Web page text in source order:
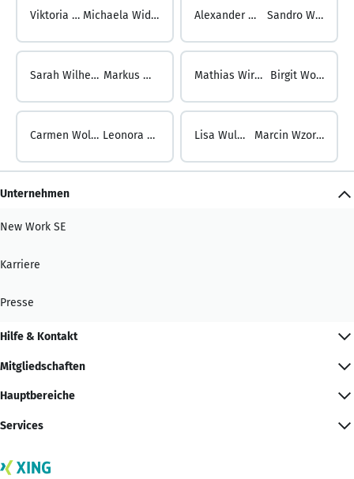
Viktoria Wenz ... Michaela Widdra-Opper Alexander Widdrat ... Sandro Wilhelmy
Sarah Wilhelmy ... Markus Wirbel Mathias Wirbel ... Birgit Woletz
Carmen Woletz ... Leonora Wulff Lisa Wulff ... Marcin Wzorek
Unternehmen
New Work SE
Karriere
Presse
Hilfe & Kontakt
Mitgliedschaften
Hauptbereiche
Services